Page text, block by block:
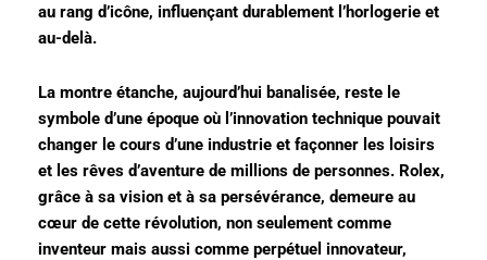
au rang d’icône, influençant durablement l’horlogerie et
au-delà.
La montre étanche, aujourd’hui banalisée, reste le
symbole d’une époque où l’innovation technique pouvait
changer le cours d’une industrie et façonner les loisirs
et les rêves d’aventure de millions de personnes. Rolex,
grâce à sa vision et à sa persévérance, demeure au
cœur de cette révolution, non seulement comme
inventeur mais aussi comme perpétuel innovateur,